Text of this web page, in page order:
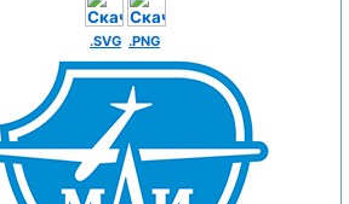
.SVG .PNG